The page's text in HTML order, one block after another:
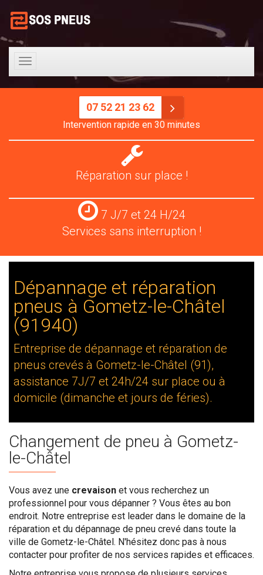
Toggle
navigation
07 52 21 23 62
Intervention rapide en 30 minutes
Réparation
pneus
Réparation sur place !
Services
24
H/24
7 J/7 et 24 H/24
Services sans interruption !
Dépannage et réparation
pneus à Gometz-le-Châtel
(91940)
Entreprise de dépannage et réparation de
pneus crevés à Gometz-le-Châtel (91),
assistance 7J/7 et 24h/24 sur place ou à
domicile (dimanche et jours de féries).
Changement de pneu à Gometz-
le-Châtel
Vous avez une crevaison et vous recherchez un
professionnel pour vous dépanner ? Vous êtes au bon
endroit. Notre entreprise est leader dans le domaine de la
réparation et du dépannage de pneu crevé dans toute la
ville de Gometz-le-Châtel. N'hésitez donc pas à nous
contacter pour profiter de nos services rapides et efficaces.